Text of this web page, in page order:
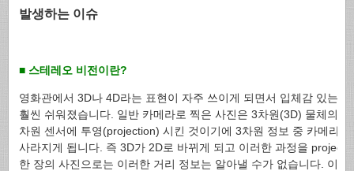
발생하는 이슈
■ 스테레오 비전이란?
영화관에서 3D나 4D라는 표현이 자주 쓰이게 되면서 입체감 있는
훨씬 쉬워졌습니다. 일반 카메라로 찍은 사진은 3차원(3D) 물체의
차원 센서에 투영(projection) 시킨 것이기에 3차원 정보 중 카메라
사라지게 됩니다. 즉 3D가 2D로 바뀌게 되고 이러한 과정을
한 장의 사진으로는 이러한 거리 정보는 알아낼 수가 없습니다. 이